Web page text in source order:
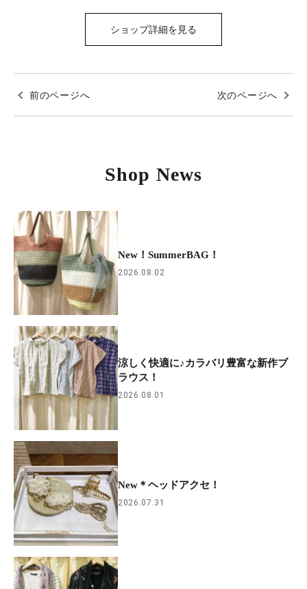
ショップ詳細を見る
前のページへ 次のページへ
Shop News
New！SummerBAG！
2026.08.02
涼しく快適に♪カラバリ豊富な新作ブ
ラウス！
2026.08.01
New＊ヘッドアクセ！
2026.07.31